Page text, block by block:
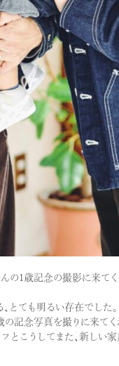
の1歳記念の撮影に来てく
とても明るい存在でした。
記念写真を撮りに来てく
とこうしてまた、新しい